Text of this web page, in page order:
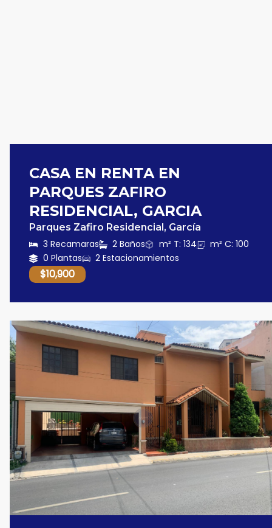
CASA EN RENTA EN
PARQUES ZAFIRO
RESIDENCIAL, GARCIA
Parques Zafiro Residencial, García
3 Recamaras 2 Baños m² T: 134
m² C: 100
0 Plantas
2 Estacionamientos
$10,900